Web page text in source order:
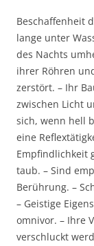
Beschaffenheit
lange unter
des Nachts
ihrer Röhren
zerstört. – Ihr
zwischen Licht
sich, wenn hell
eine
Empfindlichkeit
taub. – Sind
Berührung. –
– Geistige
omnivor. – Ihre
verschluckt